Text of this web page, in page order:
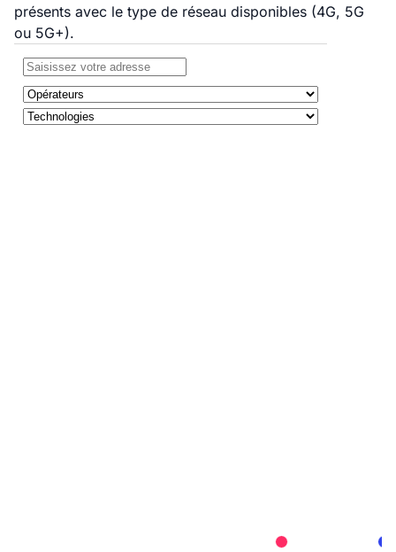
présents avec le type de réseau disponibles (4G, 5G
ou 5G+).